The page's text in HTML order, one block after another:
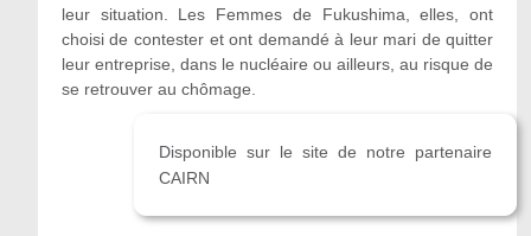
leur situation. Les Femmes de Fukushima, elles, ont
choisi de contester et ont demandé à leur mari de quitter
leur entreprise, dans le nucléaire ou ailleurs, au risque de
se retrouver au chômage.
Disponible sur le site de notre partenaire
CAIRN